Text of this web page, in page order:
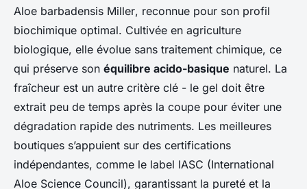
Aloe barbadensis Miller, reconnue pour son profil
biochimique optimal. Cultivée en agriculture
biologique, elle évolue sans traitement chimique, ce
qui préserve son équilibre acido-basique naturel. La
fraîcheur est un autre critère clé - le gel doit être
extrait peu de temps après la coupe pour éviter une
dégradation rapide des nutriments. Les meilleures
boutiques s’appuient sur des certifications
indépendantes, comme le label IASC (International
Aloe Science Council), garantissant la pureté et la